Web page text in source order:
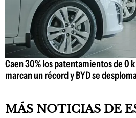
Caen 30% los patentamientos de 0
marcan un récord y BYD se
MÁS NOTICIAS DE